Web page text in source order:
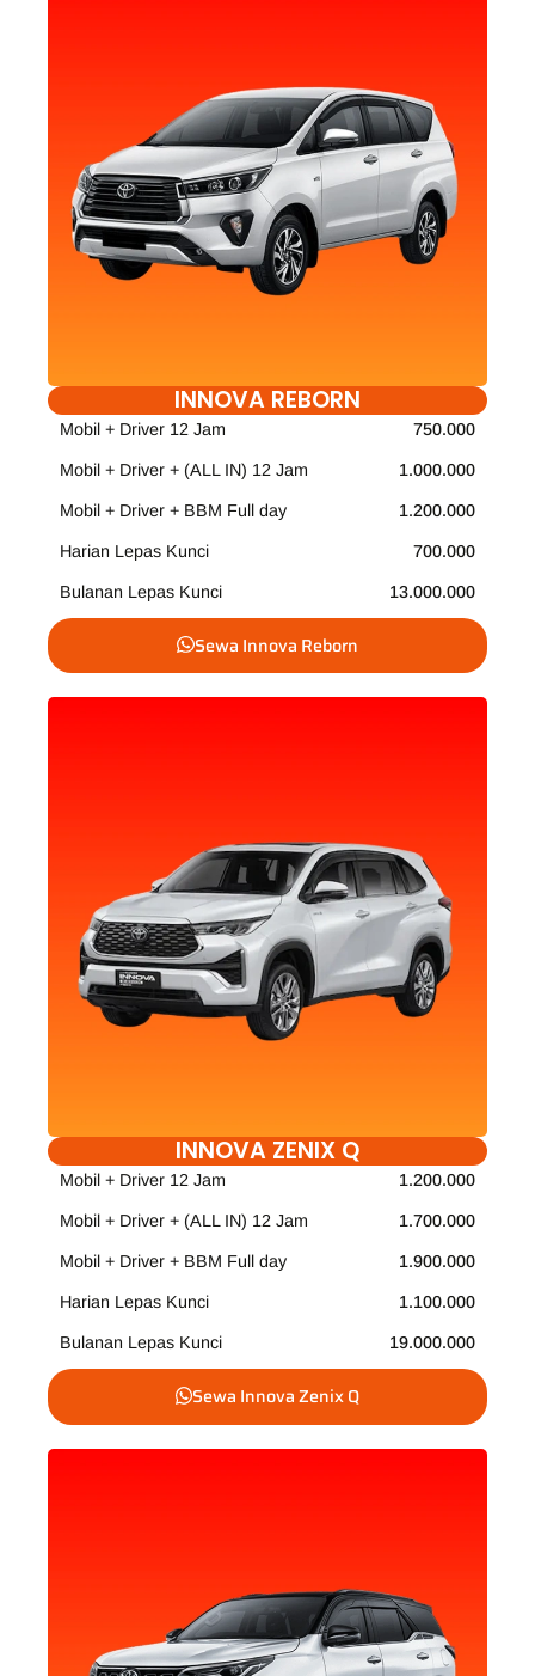
INNOVA REBORN
Mobil + Driver 12 Jam 750.000
Mobil + Driver + (ALL IN) 12 Jam 1.000.000
Mobil + Driver + BBM Full day 1.200.000
Harian Lepas Kunci 700.000
Bulanan Lepas Kunci 13.000.000
Sewa Innova Reborn
INNOVA ZENIX Q
Mobil + Driver 12 Jam 1.200.000
Mobil + Driver + (ALL IN) 12 Jam 1.700.000
Mobil + Driver + BBM Full day 1.900.000
Harian Lepas Kunci 1.100.000
Bulanan Lepas Kunci 19.000.000
Sewa Innova Zenix Q